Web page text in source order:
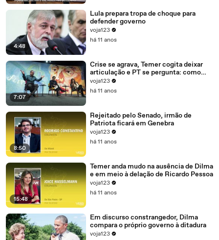
4:48
Lula prepara tropa de choque para
defender governo
voja123
há 11 anos
7:07
Crise se agrava, Temer cogita deixar
articulação e PT se pergunta: como
recompor o governo?
voja123
há 11 anos
8:50
Rejeitado pelo Senado, irmão de
Patriota ficará em Genebra
voja123
há 11 anos
15:48
Temer anda mudo na ausência de Dilma
e em meio à delação de Ricardo Pessoa
voja123
há 11 anos
Em discurso constrangedor, Dilma
compara o próprio governo à ditadura
voja123